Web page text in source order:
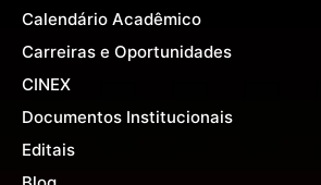
Calendário Acadêmico
Carreiras e Oportunidades
CINEX
Documentos Institucionais
Editais